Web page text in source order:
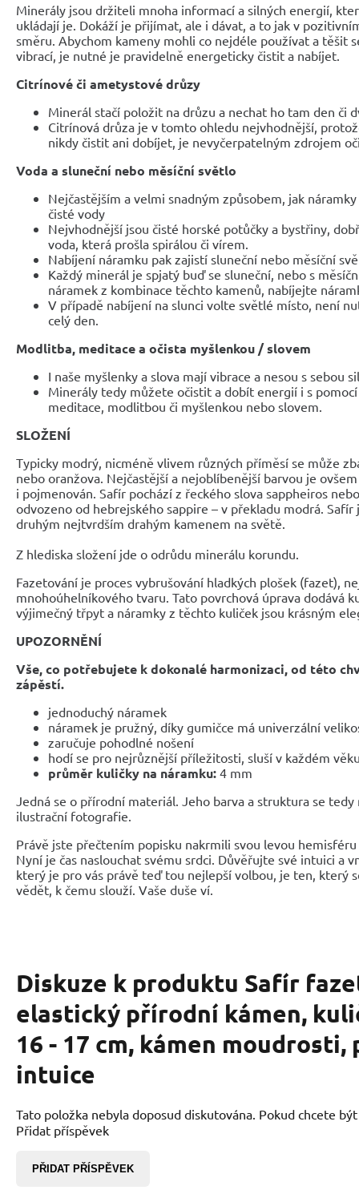
Minerály jsou držiteli mnoha informací a silných energií,
ukládají je. Dokáží je přijímat, ale i dávat, a to jak v
směru. Abychom kameny mohli co nejdéle používat a těšit
vibrací, je nutné je pravidelně energeticky čistit a nabíjet.
Citrínové či ametystové drůzy
Minerál stačí položit na drůzu a nechat ho tam den či
Citrínová drůza je v tomto ohledu nejvhodnější,
nikdy čistit ani dobíjet, je nevyčerpatelným zdrojem
Voda a sluneční nebo měsíční světlo
Nejčastějším a velmi snadným způsobem, jak
čisté vody
Nejvhodnější jsou čisté horské potůčky a bystřiny,
voda, která prošla spirálou či vírem.
Nabíjení náramku pak zajistí sluneční nebo měsíční
Každý minerál je spjatý buď se sluneční, nebo s
náramek z kombinace těchto kamenů, nabíjejte
V případě nabíjení na slunci volte světlé místo, není
celý den.
Modlitba, meditace a očista myšlenkou / slovem
I naše myšlenky a slova mají vibrace a nesou s sebou
Minerály tedy můžete očistit a dobít energií i s
meditace, modlitbou či myšlenkou nebo slovem.
SLOŽENÍ
Typicky modrý, nicméně vlivem různých příměsí se může
nebo oranžova. Nejčastější a nejoblíbenější barvou je
i pojmenován. Safír pochází z řeckého slova sappheiros
odvozeno od hebrejského sappire – v překladu modrá.
druhým nejtvrdším drahým kamenem na světě.
Z hlediska složení jde o odrůdu minerálu korundu.
Fazetování je proces vybrušování hladkých plošek (fazet),
mnohoúhelníkového tvaru. Tato povrchová úprava dodává
výjimečný třpyt a náramky z těchto kuliček jsou krásným
UPOZORNĚNÍ
Vše, co potřebujete k dokonalé harmonizaci, od této
zápěstí.
jednoduchý náramek
náramek je pružný, díky gumičce má univerzální
zaručuje pohodlné nošení
hodí se pro nejrůznější příležitosti, sluší v každém
průměr kuličky na náramku: 4 mm
Jedná se o přírodní materiál. Jeho barva a struktura se
ilustrační fotografie.
Právě jste přečtením popisku nakrmili svou levou
Nyní je čas naslouchat svému srdci. Důvěřujte své intuici a
který je pro vás právě teď tou nejlepší volbou, je ten, který
vědět, k čemu slouží. Vaše duše ví.
Diskuze k produktu Safír
elastický přírodní kámen,
16 - 17 cm, kámen moudrosti,
intuice
Tato položka nebyla doposud diskutována. Pokud chcete
Přidat příspěvek
PŘIDAT PŘÍSPĚVEK